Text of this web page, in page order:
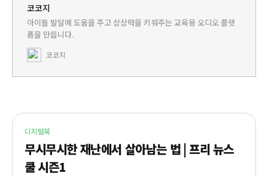
코코지
아이들 발달에 도움을 주고 상상력을 키워주는 교육용 오디오 플랫
폼을 만듭니다.
코코지
디지털북
무시무시한 재난에서 살아남는 법 | 프리 뉴스
쿨 시즌1